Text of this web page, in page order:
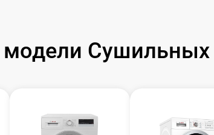
Сушильных